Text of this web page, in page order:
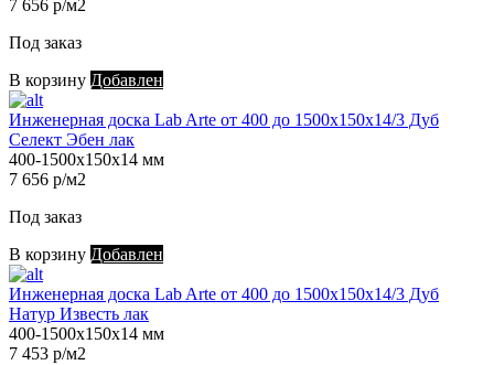
7 656 р/м2
Под заказ
В корзину Добавлен
Инженерная доска Lab Arte от 400 до 1500х150х14/3 Дуб
Селект Эбен лак
400-1500х150х14 мм
7 656 р/м2
Под заказ
В корзину Добавлен
Инженерная доска Lab Arte от 400 до 1500х150х14/3 Дуб
Натур Известь лак
400-1500х150х14 мм
7 453 р/м2